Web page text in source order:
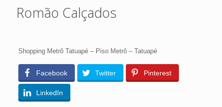
Romão Calçados
Shopping Metrô Tatuapé – Piso Metrô – Tatuapé
Facebook Twitter Pinterest
LinkedIn